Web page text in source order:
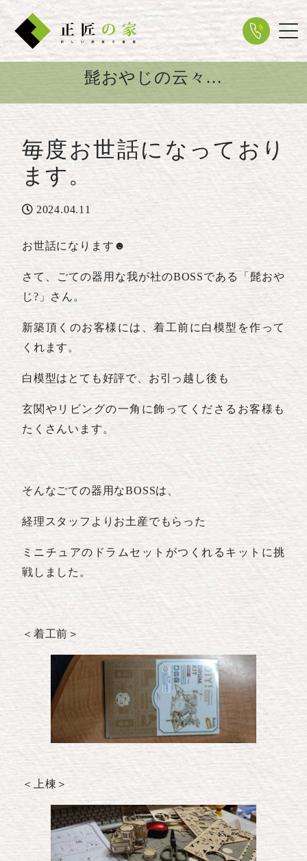
髭おやじの云々…
毎度お世話になっており
ます。
2024.04.11
お世話になります☻
さて、ごての器用な我が社のBOSSである「髭おや
じ?」さん。
新築頂くのお客様には、着工前に白模型を作って
くれます。
白模型はとても好評で、お引っ越し後も
玄関やリビングの一角に飾ってくださるお客様も
たくさんいます。
そんなごての器用なBOSSは、
経理スタッフよりお土産でもらった
ミニチュアのドラムセットがつくれるキットに挑
戦しました。
＜着工前＞
＜上棟＞